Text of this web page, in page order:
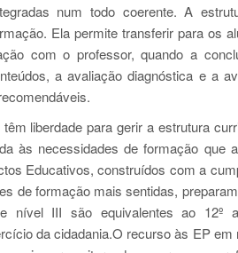
num todo coerente. A
Ela permite transferir para os
com o professor, quando a
a avaliação diagnóstica e a
liberdade para gerir a estrutura
às necessidades de formação que
Educativos, construídos com a
de formação mais sentidas,
III são equivalentes ao 12º
da cidadania.O recurso às EP em